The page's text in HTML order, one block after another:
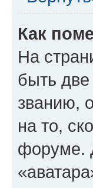
Как
На
быть
званию,
на то,
форуме.